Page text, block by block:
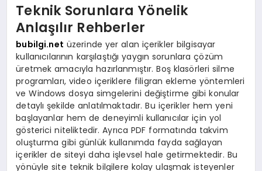
Teknik Sorunlara Yönelik
Anlaşılır Rehberler
bubilgi.net üzerinde yer alan içerikler bilgisayar
kullanıcılarının karşılaştığı yaygın sorunlara çözüm
üretmek amacıyla hazırlanmıştır. Boş klasörleri silme
programları, video içeriklere filigran ekleme yöntemleri
ve Windows dosya simgelerini değiştirme gibi konular
detaylı şekilde anlatılmaktadır. Bu içerikler hem yeni
başlayanlar hem de deneyimli kullanıcılar için yol
gösterici niteliktedir. Ayrıca PDF formatında takvim
oluşturma gibi günlük kullanımda fayda sağlayan
içerikler de siteyi daha işlevsel hale getirmektedir. Bu
yönüyle site teknik bilgilere kolay ulaşmak isteyenler